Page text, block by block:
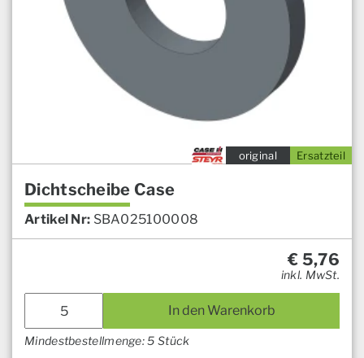
Ersatzteil
original
Dichtscheibe Case
Artikel Nr: SBA025100008
€ 5,76
inkl. MwSt.
In den Warenkorb
Mindestbestellmenge: 5 Stück